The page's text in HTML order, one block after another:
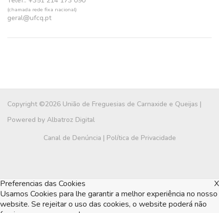
(chamada rede fixa nacional)
geral@ufcq.pt
Copyright ©2026 União de Freguesias de Carnaxide e Queijas |
Powered by Albatroz Digital
Canal de Denúncia | Política de Privacidade
X
Preferencias das Cookies
Usamos Cookies para lhe garantir a melhor experiência no nosso
website. Se rejeitar o uso das cookies, o website poderá não